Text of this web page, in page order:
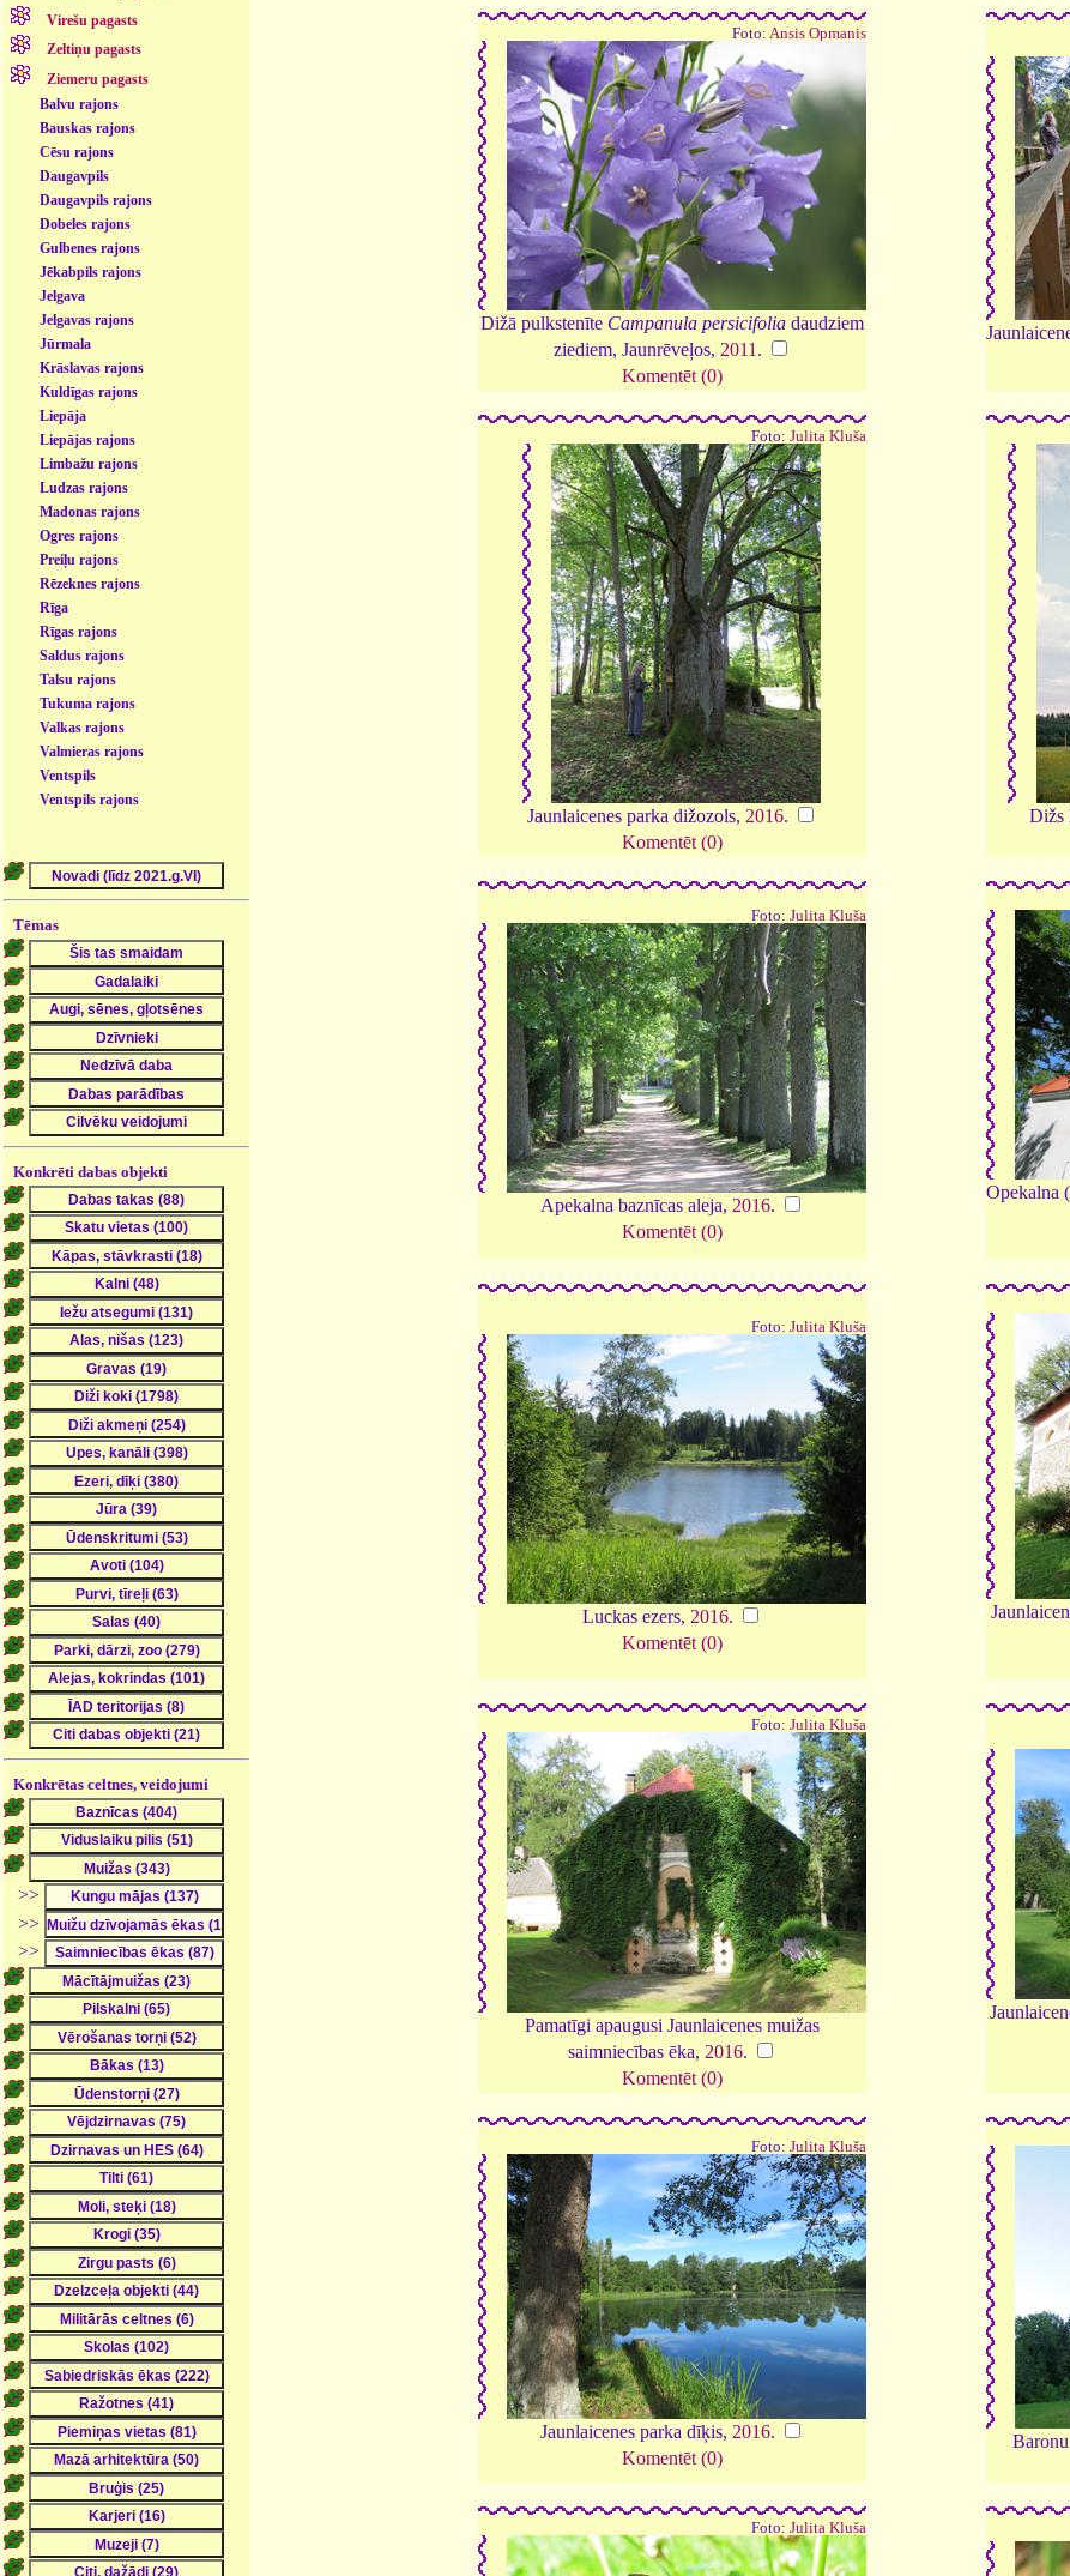
Virešu pagasts
Zeltiņu pagasts
Ziemeru pagasts
Balvu rajons
Bauskas rajons
Cēsu rajons
Daugavpils
Daugavpils rajons
Dobeles rajons
Gulbenes rajons
Jēkabpils rajons
Jelgava
Jelgavas rajons
Jūrmala
Krāslavas rajons
Kuldīgas rajons
Liepāja
Liepājas rajons
Limbažu rajons
Ludzas rajons
Madonas rajons
Ogres rajons
Preiļu rajons
Rēzeknes rajons
Rīga
Rīgas rajons
Saldus rajons
Talsu rajons
Tukuma rajons
Valkas rajons
Valmieras rajons
Ventspils
Ventspils rajons
Tēmas
Konkrēti dabas objekti
Konkrētas celtnes, veidojumi
>>
>>
>>
Foto: Ansis Opmanis
Dižā pulkstenīte Campanula persicifoliadaudziem
ziediem, Jaunrēveļos, 2011 .
Komentēt (0)
Foto: Julita Kluša
Jaunlaicenes parka dižozols, 2016.
Komentēt (0)
Dižs
Foto: Julita Kluša
Apekalna baznīcas aleja, 2016.
Komentēt (0)
Opekalna
Foto: Julita Kluša
Luckas ezers, 2016.
Komentēt (0)
Foto: Julita Kluša
Pamatīgi apaugusi Jaunlaicenes muižas
saimniecības ēka, 2016.
Komentēt (0)
Foto: Julita Kluša
Jaunlaicenes parka dīķis, 2016.
Komentēt (0)
Foto: Julita Kluša